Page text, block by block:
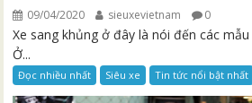
09/04/2020 sieuxevietnam 0
Xe sang khủng ở đây là nói đến các
Ở...
Đọc nhiều nhất Siêu xe Tin tức nổi bật nhất